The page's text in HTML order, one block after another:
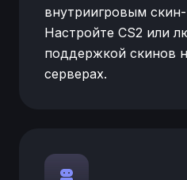
внутриигровым
Настройте CS2 или
поддержкой скинов
серверах.